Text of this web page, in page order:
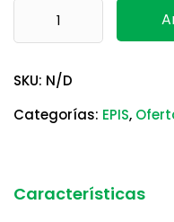
Lentes PS32 Wrap
SKU: N/D
Categorías: EPIS,
Características